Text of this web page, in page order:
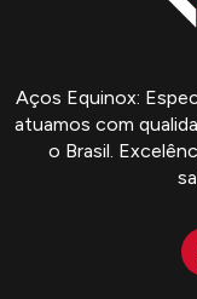
Aços Equinox:
atuamos com
o Brasil.